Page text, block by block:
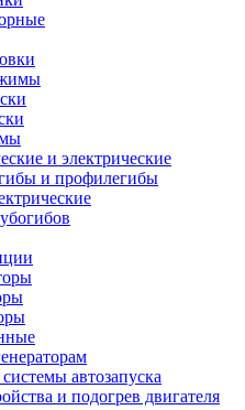
и электрические
и профилегибы
автозапуска
и подогрев двигателя